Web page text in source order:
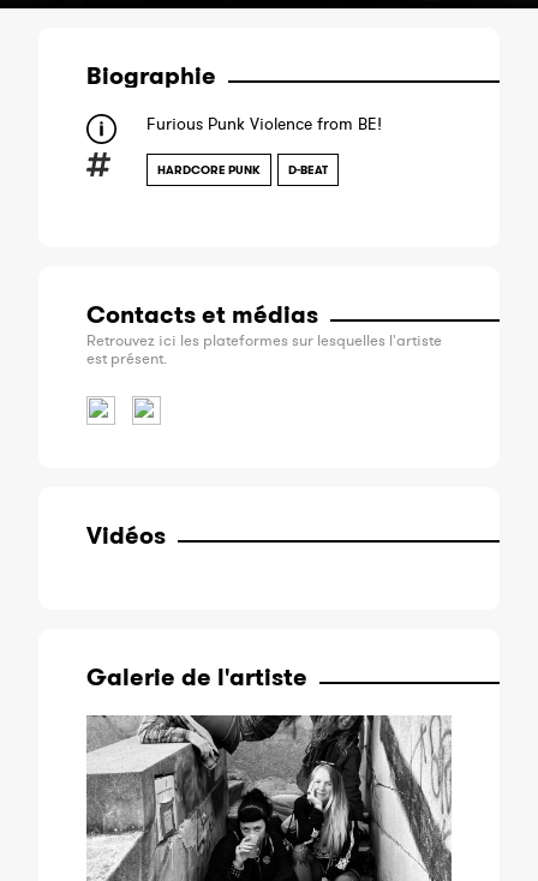
Biographie
Furious Punk Violence from BE!
HARDCORE PUNK D-BEAT
Contacts et médias
Retrouvez ici les plateformes sur lesquelles l'artiste
est présent.
Vidéos
Galerie de l'artiste